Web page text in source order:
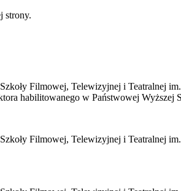
strony.
Filmowej, Telewizyjnej i Teatralnej
habilitowanego w Państwowej
Filmowej, Telewizyjnej i Teatralnej